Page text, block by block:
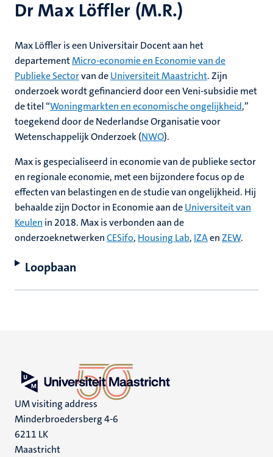
Dr Max Löffler (M.R.)
Max Löffler is een Universitair Docent aan het
departementMicro-economie en Economie van de
Publieke Sectorvan deUniversiteit Maastricht. Zijn
onderzoek wordt gefinancierd door een Veni-subsidie met
de titel “Woningmarkten en economische ongelijkheid,”
toegekend door de Nederlandse Organisatie voor
Wetenschappelijk Onderzoek (NWO).
Max is gespecialiseerd in economie van de publieke sector
en regionale economie, met een bijzondere focus op de
effecten van belastingen en de studie van ongelijkheid. Hij
behaalde zijn Doctor in Economie aan deUniversiteit van
Keulen in 2018. Max is verbonden aan de
onderzoeknetwerkenCESifo, Housing Lab, IZAenZEW.
Loopbaan
UM visiting address
Minderbroedersberg 4-6
6211 LK
Maastricht